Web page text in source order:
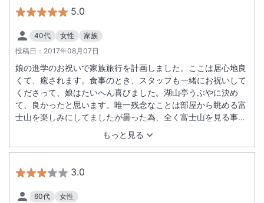
5.0
40代 女性
家族
投稿日： 2017年08月07日
もっと見る
娘の進学のお祝いで家族旅行を計画しました。ここは居心地良
くて、癒されます。食事のとき、スタッフも一緒にお祝いして
くださって、娘はたいへん喜びました。湖山亭うぶやに決め
て、良かったと思います。唯一残念なことは部屋から眺める富
士山を楽しみにしてましたが曇った為、全く富士山を見る事が
出来なかったです。 リベンジしに行きたい宿です。
3.0
60代 女性